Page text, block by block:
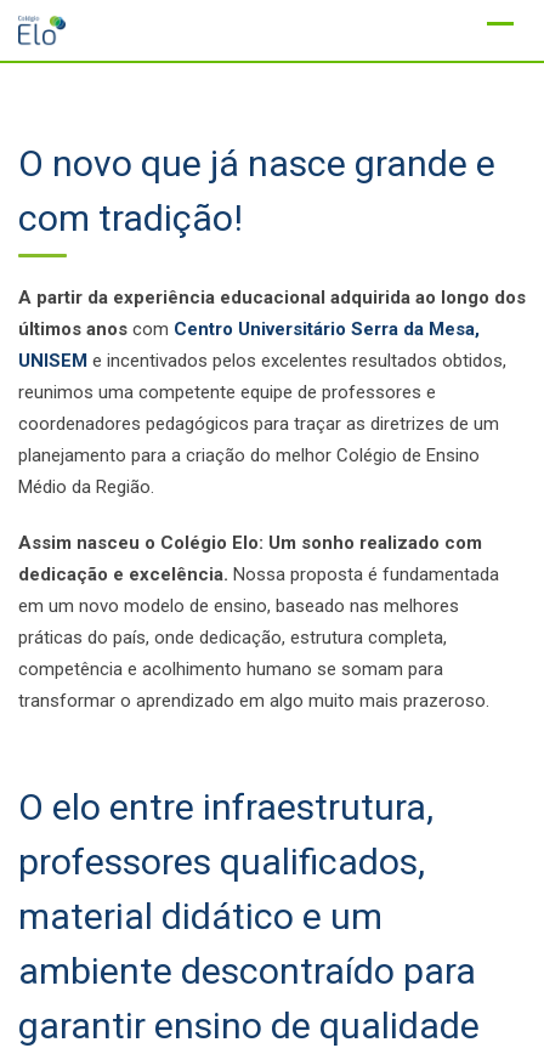
para
O novo que já nasce grande e
com tradição!
A partir da experiência educacional adquirida ao longo dos
últimos anos com Centro Universitário Serra da Mesa,
UNISEM e incentivados pelos excelentes resultados obtidos,
reunimos uma competente equipe de professores e
coordenadores pedagógicos para traçar as diretrizes de um
planejamento para a criação do melhor Colégio de Ensino
Médio da Região.
Assim nasceu o Colégio Elo: Um sonho realizado com
dedicação e excelência. Nossa proposta é fundamentada
em um novo modelo de ensino, baseado nas melhores
práticas do país, onde dedicação, estrutura completa,
competência e acolhimento humano se somam para
transformar o aprendizado em algo muito mais prazeroso.
O elo entre infraestrutura,
professores qualificados,
material didático e um
ambiente descontraído para
garantir ensino de qualidade